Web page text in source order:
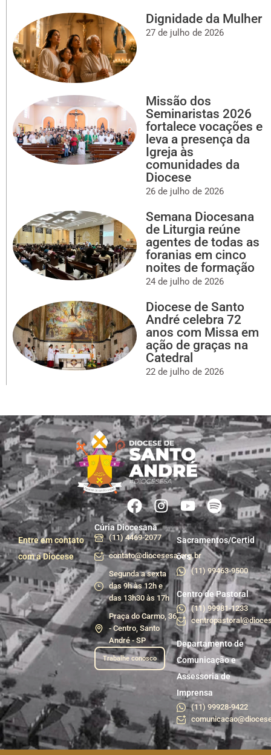
Dignidade da Mulher
27 de julho de 2026
Missão dos
Seminaristas 2026
fortalece vocações e
leva a presença da
Igreja às
comunidades da
Diocese
26 de julho de 2026
Semana Diocesana
de Liturgia reúne
agentes de todas as
foranias em cinco
noites de formação
24 de julho de 2026
Diocese de Santo
André celebra 72
anos com Missa em
ação de graças na
Catedral
22 de julho de 2026
Entre em contato
com a Diocese
Cúria Diocesana
(11) 4469-2077
contato@diocesesa.org.br
Segunda a sexta
das 9h às 12h e
das 13h30 às 17h
Praça do Carmo, 36
- Centro, Santo
André - SP
Trabalhe conosco
Sacramentos/Certid
ões
(11) 99463-9500
Centro de Pastoral
(11) 99981-1233
Departamento de
Comunicação e
Assessoria de
Imprensa
(11) 99928-9422